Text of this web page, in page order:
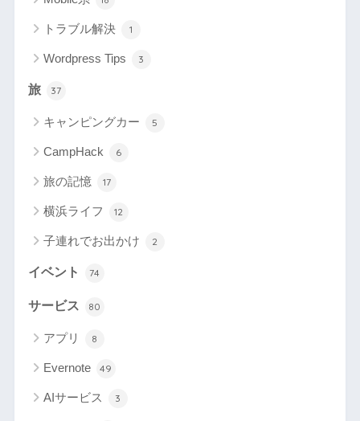
トラブル解決 1
Wordpress Tips 3
旅 37
キャンピングカー 5
CampHack 6
旅の記憶 17
横浜ライフ 12
子連れでお出かけ 2
イベント 74
サービス 80
アプリ 8
Evernote 49
AIサービス 3